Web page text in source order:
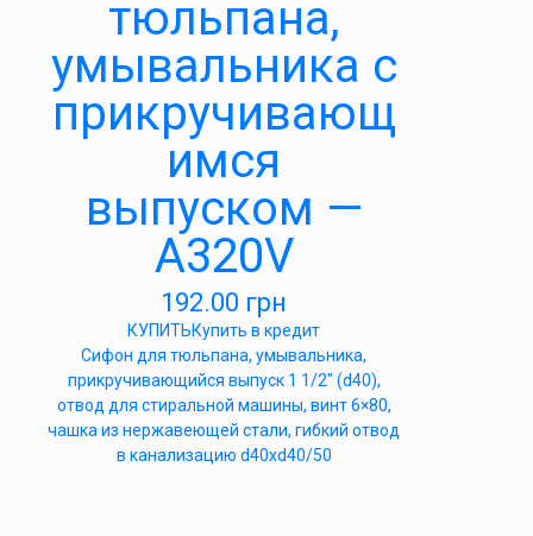
тюльпана,
умывальника с
прикручивающ
имся
выпуском —
A320V
192.00 грн
КУПИТЬКупить в кредит
Сифон для тюльпана, умывальника,
прикручивающийся выпуск 1 1/2″ (d40),
отвод для стиральной машины, винт 6×80,
чашка из нержавеющей стали, гибкий отвод
в канализацию d40xd40/50